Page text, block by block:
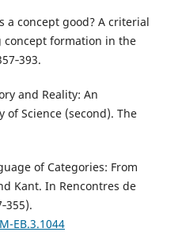
a concept good? A criterial
formation in the
and Reality: An
Science (second). The
of Categories: From
Kant. In Rencontres de
EB.3.1044